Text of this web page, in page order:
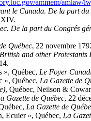
ammem/amlaw/
le Canada. De la part
De la part du Congrés
Québec, 22 novembre
and other
», Québec, Le Foyer
», Québec, La Gazette de
, Québec, Neilson &
Gazette de Québec, 22
La Gazette de
Ecuier », Québec, La